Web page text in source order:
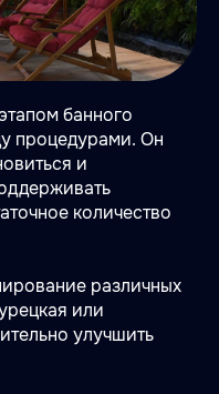
банного
процедурами. Он
и
количество
различных
или
улучшить